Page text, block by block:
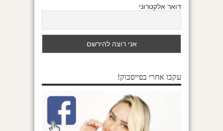
דואר אלקטרוני
עקבו אחרי בפייסבוק!